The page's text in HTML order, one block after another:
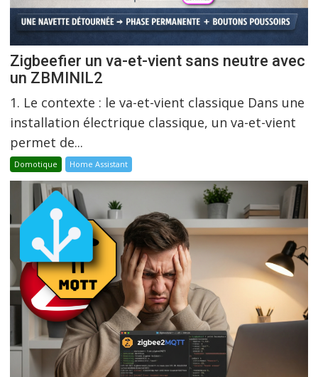
Zigbeefier un va-et-vient sans neutre avec
un ZBMINIL2
1. Le contexte : le va-et-vient classique Dans une
installation électrique classique, un va-et-vient
permet de...
Domotique Home Assistant